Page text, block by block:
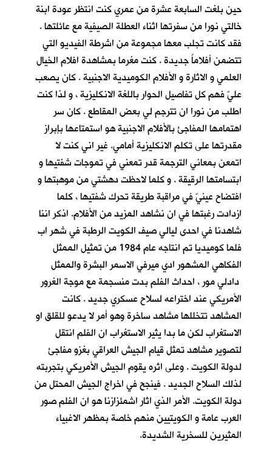
حين بلغت السابعة عشرة من عمري كنت انتظر عودة ابنة
خالتي نورا من سفرتها اثناء العطلة الصيفية مع عائلتها .
فقد كانت تجلب معها مجموعة من اشرطة الفيديو التي
تتضمن أفلاماً جديدة . كنت مغرما بمشاهدة افلام الخيال
العلمي و الاثارة و الأفلام الكوميدية الاجنبية . كان يصعب
عليّ فهم كل تفاصيل الحوار باللغة الانكليزية ، و لذا كنت
اطلب من نورا ان تترجم لي بعض المقاطع . كان سر
اهتمامها المفاجئ بالأفلام الاجنبية هو استمتاعها بإبراز
مقدرتها على تكلم الانكليزية أمامي. غير اني كنت لا
اتمعن بمعاني الترجمة قدر تمعني في تموجات شفتيها و
ابتسامتها الرقيقة . و كلما لاحظت دهشتي من موهبتها و
افتضاح عينيّ في مراقبة طريقة تحرك شفتيها ، كلما
ازدادت رغبتها في ان نشاهد المزيد من الأفلام. اذكر اننا
شاهدنا في احدى ليالي صيف الكويت الرطبة في شهر اب
فلما كوميديا تم انتاجه عام 1984 من تمثيل الممثل
الفكاهي المشهور ادي ميرفي الاسمر البشرة والممثل
دادلي مور ، احداث الفلم بدت منسجمة مع موجة الغرور
الأمريكي عند اختراعه لسلاح عسكري جديد . كانت
المشاهد تتخللها مشاهد ساخرة وهو أمر لا يدعو للقلق او
الاستغراب لكن ما بدا يثير الاستغراب ان الفلم انتقل
لتصوير مشاهد تمثل قيام الجيش العراقي بغزو مفاجئ
لدولة الكويت . وعلى اثره يقوم الجيش الأمريكي بتجربته
لذلك السلاح الجديد . فينجح في اخراج الجيش المحتل من
دولة الكويت. الأمر الذي اثار اشمئزازنا هو ان الفلم صور
العرب عامة و الكويتيين منهم خاصة بمظهر الاغبياء
المثيرين للسخرية الشديدة.